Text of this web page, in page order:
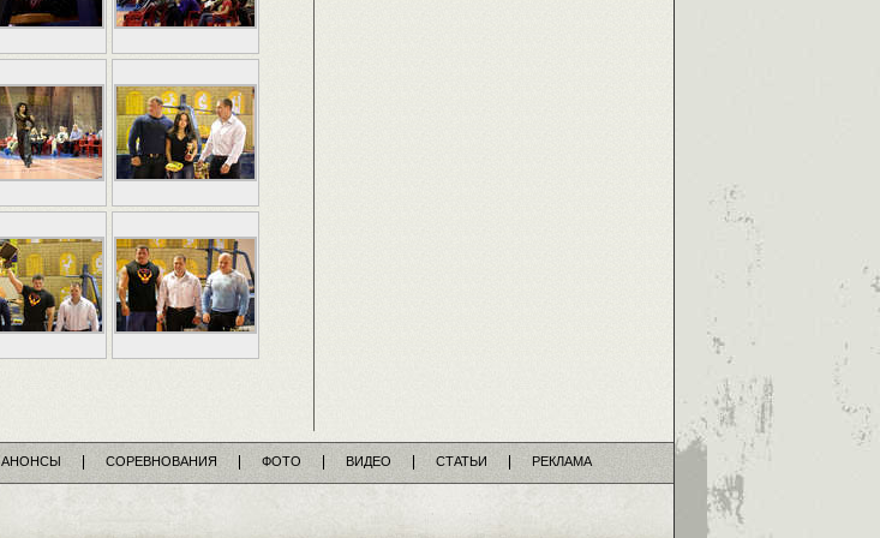
АНОНСЫ СОРЕВНОВАНИЯ ФОТО ВИДЕО СТАТЬИ РЕКЛАМА